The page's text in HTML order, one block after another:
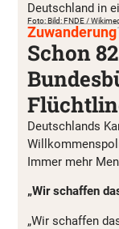
Deutschland in
Foto: Bild: FNDE /
Zuwanderung
Schon
Deutschlands
Immer mehr
„Wir schaffen
„Wir schaffen